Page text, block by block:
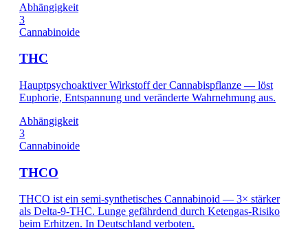
Abhängigkeit
3
Cannabinoide
THC
Hauptpsychoaktiver Wirkstoff der Cannabispflanze — löst
Euphorie, Entspannung und veränderte Wahrnehmung aus.
Abhängigkeit
3
Cannabinoide
THCO
THCO ist ein semi-synthetisches Cannabinoid — 3× stärker
als Delta-9-THC. Lunge gefährdend durch Ketengas-Risiko
beim Erhitzen. In Deutschland verboten.